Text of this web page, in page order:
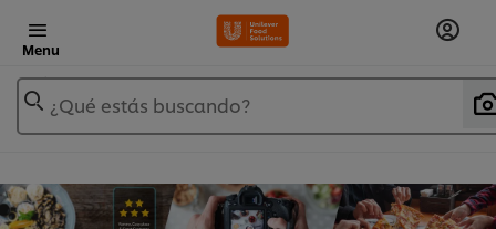
Menu
¿Qué estás buscando?